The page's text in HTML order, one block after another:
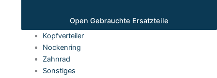
Open Gebrauchte Ersatzteile
Kopfverteiler
Nockenring
Zahnrad
Sonstiges